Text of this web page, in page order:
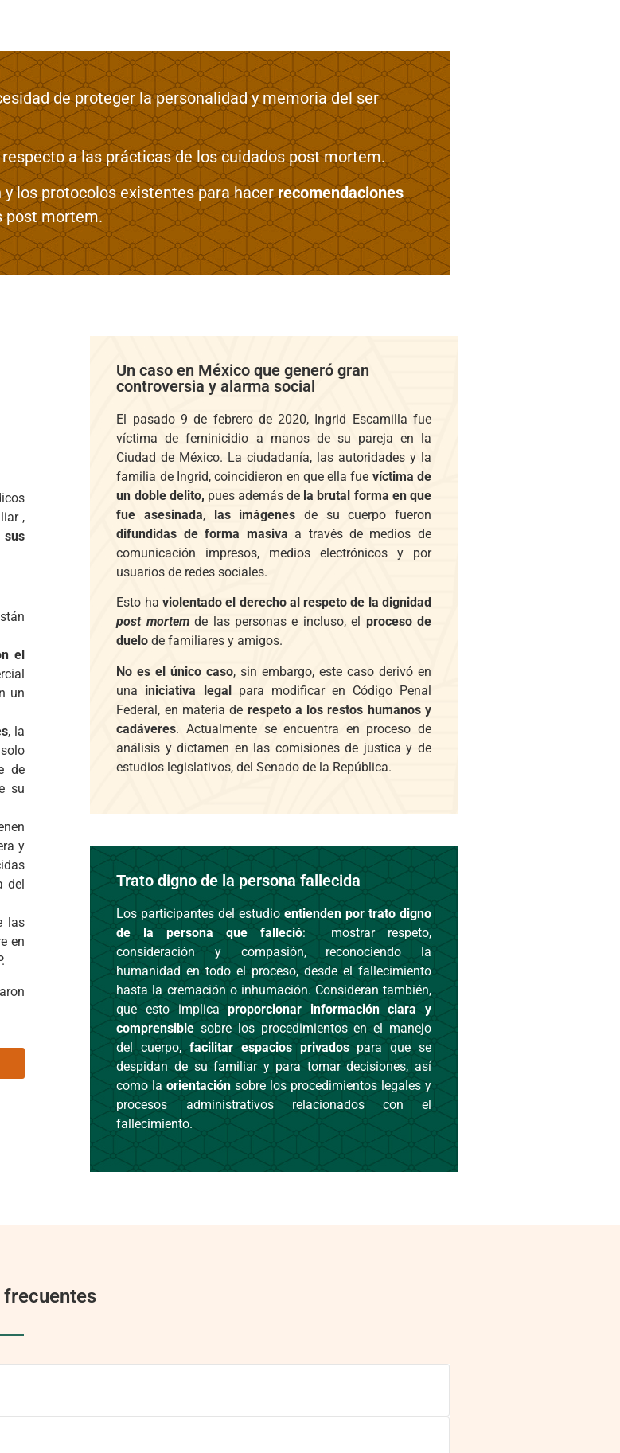
de proteger la personalidad y memoria del ser
a las prácticas de los cuidados post mortem.
los protocolos existentes para hacerrecomendaciones
post mortem.
,
el
un
, la
de
su
y
del
las
en
Un caso en México que generó gran
controversia y alarma social
El pasado 9 de febrero de 2020, Ingrid Escamilla fue
víctima de feminicidio a manos de su pareja en la
Ciudad de México. La ciudadanía, las autoridades y la
familia de Ingrid, coincidieron en que ella fue víctima de
un doble delito, pues además de la brutal forma en que
fue asesinada, las imágenes de su cuerpo fueron
difundidas de forma masiva a través de medios de
comunicación impresos, medios electrónicos y por
usuarios de redes sociales.
Esto ha violentado el derecho al respeto de la dignidad
post mortemde las personas e incluso, el proceso de
duelo de familiares y amigos.
No es el único caso, sin embargo, este caso derivó en
una iniciativa legal para modificar en Código Penal
Federal, en materia de respeto a los restos humanos y
cadáveres. Actualmente se encuentra en proceso de
análisis y dictamen en las comisiones de justica y de
estudios legislativos, del Senado de la República.
Trato digno de la persona fallecida
Los participantes del estudioentienden por trato digno
de la persona que falleció: mostrar respeto,
consideración y compasión, reconociendo la
humanidad en todo el proceso, desde el fallecimiento
hasta la cremación o inhumación. Consideran también,
que esto implicaproporcionar información clara y
comprensible sobre los procedimientos en el manejo
del cuerpo, facilitar espacios privados para que se
despidan de su familiar y para tomar decisiones, así
como laorientaciónsobre los procedimientos legales y
procesos administrativos relacionados con el
fallecimiento.
frecuentes